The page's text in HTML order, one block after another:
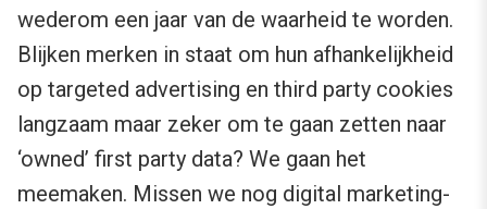
wederom een jaar van de waarheid te worden.
Blijken merken in staat om hun afhankelijkheid
op targeted advertising en third party cookies
langzaam maar zeker om te gaan zetten naar
‘owned’ first party data? We gaan het
meemaken. Missen we nog digital marketing-